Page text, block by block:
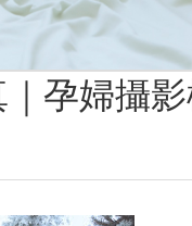
孕婦攝